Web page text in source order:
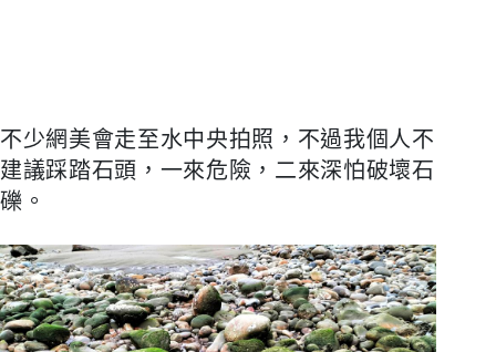
不少網美會走至水中央拍照，不過我個人不
建議踩踏石頭，一來危險，二來深怕破壞石
礫。